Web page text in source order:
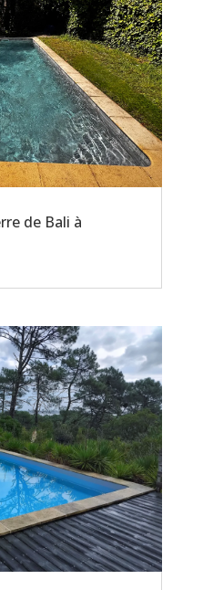
de Bali à